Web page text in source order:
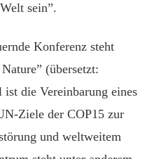
sein”.
Konferenz steht
(übersetzt:
die Vereinbarung eines
Ziele der COP15 zur
und weltweitem